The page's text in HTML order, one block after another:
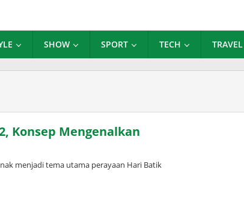
SHOW SPORT TECH TRAVEL
Konsep Mengenalkan
menjadi tema utama perayaan Hari Batik